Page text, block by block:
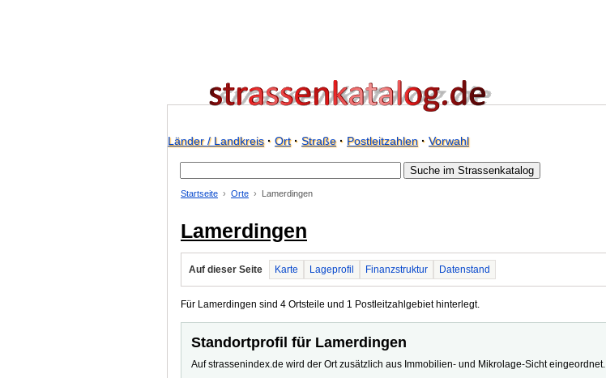
Länder / Landkreis· Ort· Straße· Postleitzahlen· Vorwahl
Startseite Orte Lamerdingen
Lamerdingen
Auf dieser Seite Karte Lageprofil Finanzstruktur Datenstand
Für Lamerdingen sind 4 Ortsteile und 1 Postleitzahlgebiet hinterlegt.
Standortprofil für Lamerdingen
Auf strassenindex.de wird der Ort zusätzlich aus Immobilien- und Mikrolage-Sicht eingeordnet.